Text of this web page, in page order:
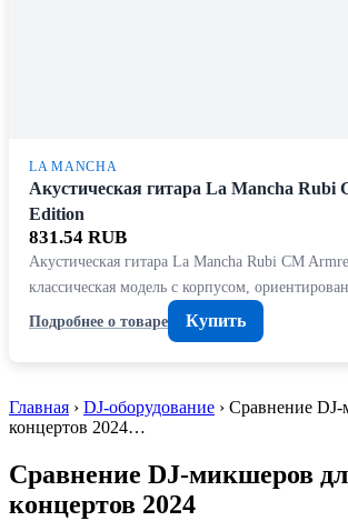
LA MANCHA
Акустическая гитара La Mancha Rubi
Edition
831.54 RUB
Акустическая гитара La Mancha Rubi CM
классическая модель с корпусом,
Подробнее о товаре
Купить
Главная › DJ-оборудование › Сравнение
концертов 2024…
Сравнение DJ-микшеров
концертов 2024